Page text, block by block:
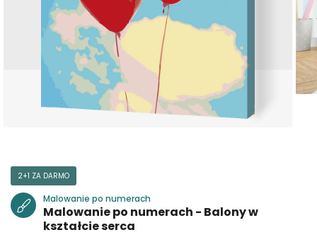
2+1 ZA DARMO
Malowanie po numerach
Malowanie po numerach - Balony w
kształcie serca